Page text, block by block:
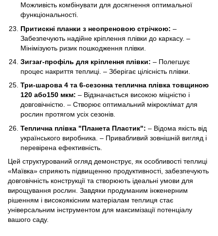
Можливість комбінувати для досягнення оптимальної
функціональності.
Притискні планки з неопреновою стрічкою: –
Забезпечують надійне кріплення плівки до каркасу. –
Мінімізують ризик пошкодження плівки.
Зигзаг-профіль для кріплення плівки: – Полегшує
процес накриття теплиці. – Зберігає цілісність плівки.
Три-шарова 4 та 6-сезонна теплична плівка товщиною
120 або150 мкм: – Відзначається високою міцністю і
довговічністю. – Створює оптимальний мікроклімат для
рослин протягом усіх сезонів.
Теплична плівка "Планета Пластик": – Відома якість від
українського виробника. – Привабливий зовнішній вигляд і
перевірена ефективність.
Цей структурований огляд демонструє, як особливості теплиці
«Маївка» сприяють підвищенню продуктивності, забезпечують
довговічність конструкції та створюють ідеальні умови для
вирощування рослин. Завдяки продуманим інженерним
рішенням і високоякісним матеріалам теплиця стає
універсальним інструментом для максимізації потенціалу
вашого саду.